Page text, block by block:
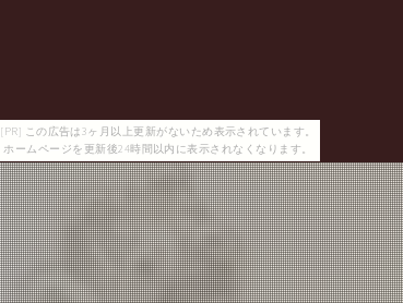
[PR] この広告は3ヶ月以上更新がないため表示されています。
ホームページを更新後24時間以内に表示されなくなります。